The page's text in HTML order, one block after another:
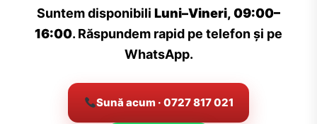
Suntem disponibili Luni–Vineri, 09:00–
16:00. Răspundem rapid pe telefon și pe
WhatsApp.
Sună acum · 0727 817 021